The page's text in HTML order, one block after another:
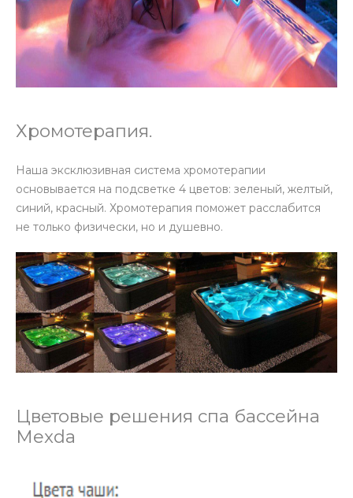
Хромотерапия.
Наша эксклюзивная система хромотерапии
основывается на подсветке 4 цветов: зеленый, желтый,
синий, красный. Хромотерапия поможет расслабится
не только физически, но и душевно.
Цветовые решения спа бассейна
Mexda